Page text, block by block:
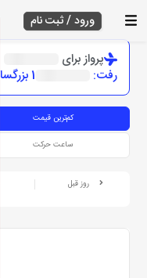
ورود / ثبت نام
پرواز برای
رفت:
1 بزرگسال
کم‌ترین قیمت
ساعت حرکت
روز قبل